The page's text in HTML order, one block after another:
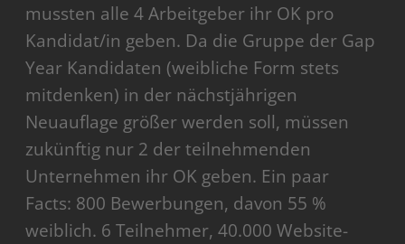
mussten alle 4 Arbeitgeber ihr OK pro
Kandidat/in geben. Da die Gruppe der Gap
Year Kandidaten (weibliche Form stets
mitdenken) in der nächstjährigen
Neuauflage größer werden soll, müssen
zukünftig nur 2 der teilnehmenden
Unternehmen ihr OK geben. Ein paar
Facts: 800 Bewerbungen, davon 55 %
weiblich. 6 Teilnehmer, 40.000 Website-